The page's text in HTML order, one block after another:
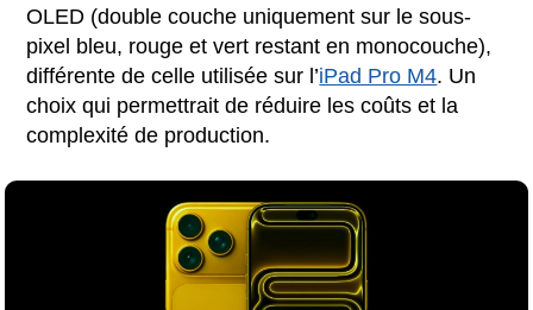
OLED (double couche uniquement sur le sous-
pixel bleu, rouge et vert restant en monocouche),
différente de celle utilisée sur l’iPad Pro M4. Un
choix qui permettrait de réduire les coûts et la
complexité de production.